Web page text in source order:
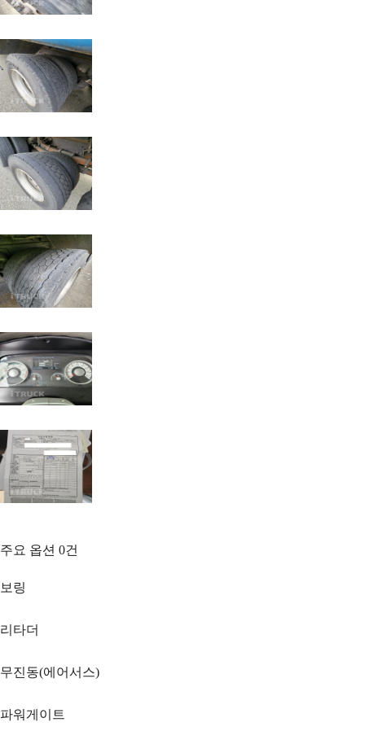
주요 옵션 0건
보링
리타더
무진동(에어서스)
파워게이트